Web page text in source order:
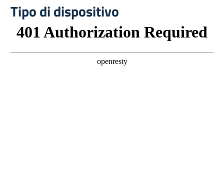
Tipo di dispositivo